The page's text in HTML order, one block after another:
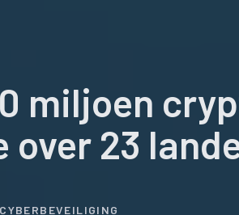
miljoen
23
CYBERBEVEILIGING